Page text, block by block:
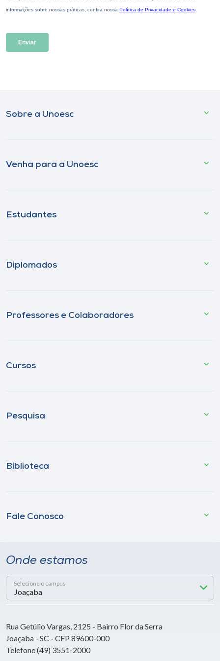
Sobre a Unoesc
Venha para a Unoesc
Estudantes
Diplomados
Professores e Colaboradores
Cursos
Pesquisa
Biblioteca
Fale Conosco
Onde estamos
Selecione o campus
Rua Getúlio Vargas, 2125 - Bairro Flor da Serra
Joaçaba - SC - CEP 89600-000
Telefone (49) 3551-2000